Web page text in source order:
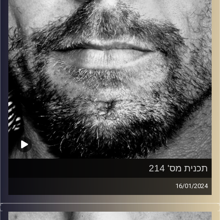
קרדיט תמונות: David Goehring
תכנית מס' 214
16/01/2024
זיפים, מוזיקה מחוספסת של הופעות חיות. הרבה ג'אם, רוק,
בלוז, bluegrass, ג'אז, Fאנק, פרוגרסיב ואפילו אלקטרוניקה.